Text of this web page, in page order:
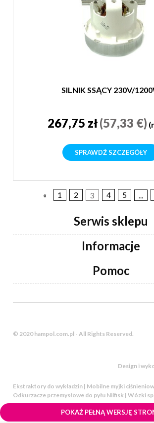
SILNIK SSĄCY 230V/
267,75 zł(57,33 €)
SPRAWDŹ SZCZEGÓŁY
« 1 2 3 4 5
Serwis sklepu
Informacje
Pomoc
© 2020 hampol.com.pl - All Rights Reserved.
Design i
Ekstraktory do wykładzin | Mobilne myjki
Odkurzacze przemysłowe do pyłu Nilfisk | Wózki
POKAŻ PEŁNĄ WERSJĘ